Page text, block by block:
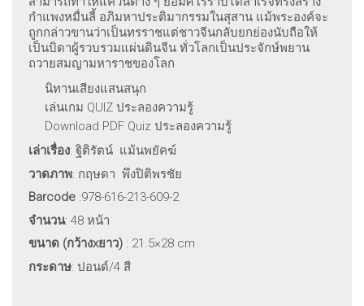
กำแพงหมื่นลี้ อภิมหาประติมากรรมในสุสาน แม้พระองค์จะ
ถูกกล่าวขานว่าเป็นทรราชแต่ชาวจีนกลับยกย่องนับถือให้
เป็นบิดาผู้รวบรวมแผ่นดินจีน ทั่วโลกเป็นประจักษ์พยาน
ถวายสมญามหาราชของโลก
นิทานเสียงแสนสนุก
เล่นเกม QUIZ ประลองความรู้
Download PDF Quiz ประลองความรู้
เล่าเรื่อง: ฐิติรัตน์ แม้นพยัคฆ์
วาดภาพ: กฤษดา พึงปิติพรชัย
Barcode :978-616-213-609-2
จำนวน: 48 หน้า
ขนาด (กว้างxยาว) : 21.5×28 cm
กระดาษ: ปอนด์/4 สี